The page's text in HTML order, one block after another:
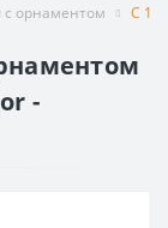
с орнаментом C
-